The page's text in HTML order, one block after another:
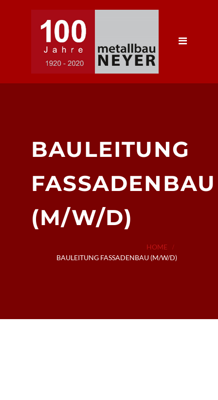
Produkte
Partner
Downloads
BAULEITUNG
FASSADENBAU
(M/W/D)
HOME
BAULEITUNG FASSADENBAU (M/W/D)